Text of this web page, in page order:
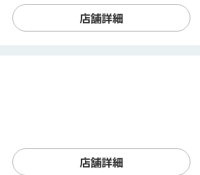
店舗詳細
店舗詳細